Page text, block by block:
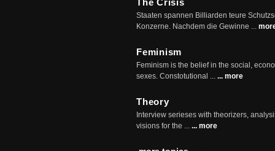
The Crisis
Staaten spannen Billiarden teure
Konzerne. Nachdem die Gewinne ...
Feminism
Feminism is the belief in the social,
sexes. Constotutional ... ... more
Theory
Interview serieses with theorizers,
visions for the ... ... more